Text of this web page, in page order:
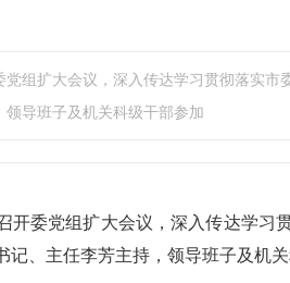
组扩大会议，深入传达学习贯彻落实市
导班子及机关科级干部参加
开委党组扩大会议，深入传达学习
、主任李芳主持，领导班子及机关